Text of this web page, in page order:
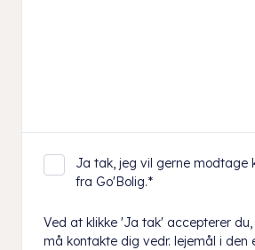
Ja tak, jeg vil gerne modtage
fra Go'Bolig.*
Ved at klikke 'Ja tak' accepterer du,
må kontakte dig vedr. lejemål i den